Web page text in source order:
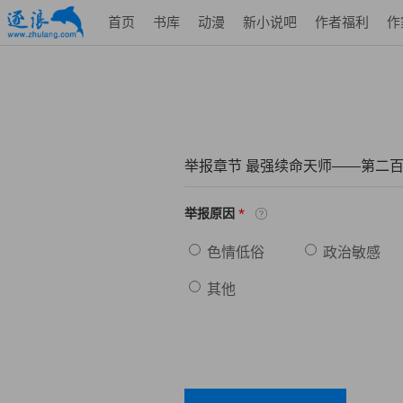
首页 书库 动漫 新小说吧 作者福利 作
举报章节 最强续命天师——第二
举报原因 *
色情低俗 政治敏感
其他